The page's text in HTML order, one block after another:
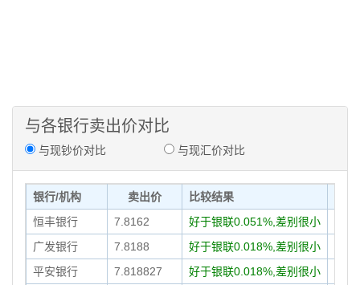
与各银行卖出价对比
与现钞价对比 与现汇价对比
银行/机构 卖出价 比较结果
恒丰银行
7.8162 好于银联0.051%,差别很小
广发银行
7.8188 好于银联0.018%,差别很小
平安银行
7.818827 好于银联0.018%,差别很小